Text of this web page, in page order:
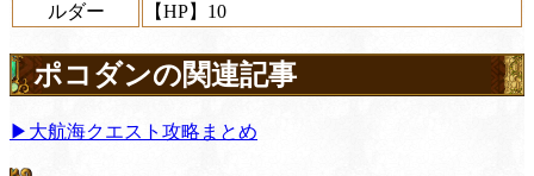
ルダー
【HP】10
ポコダンの関連記事
▶大航海クエスト攻略まとめ